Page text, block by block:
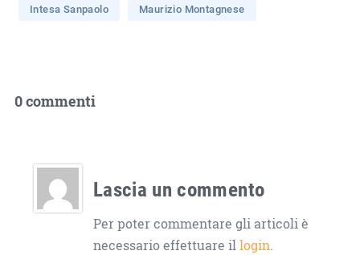
Intesa Sanpaolo Maurizio Montagnese
0 commenti
Lascia un commento
Per poter commentare gli articoli è
necessario effettuare illogin.